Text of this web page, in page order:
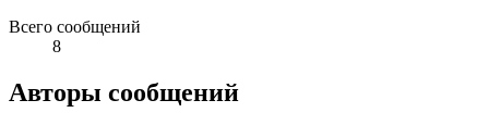
Всего сообщений
8
Авторы сообщений